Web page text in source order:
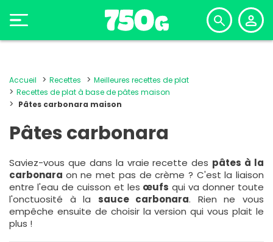
Accueil Recettes
Meilleures recettes de plat
Recettes de plat à base de pâtes maison
Pâtes carbonara maison
Pâtes carbonara
Saviez-vous que dans la vraie recette des pâtes à la
carbonara on ne met pas de crème ? C'est la liaison
entre l'eau de cuisson et les œufs qui va donner toute
l'onctuosité à la sauce carbonara. Rien ne vous
empêche ensuite de choisir la version qui vous plait le
plus !